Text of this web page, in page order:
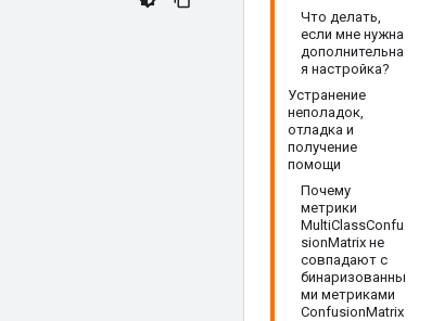
Что делать,
если мне нужна
дополнительна
я настройка?
Устранение
неполадок,
отладка и
получение
помощи
Почему
метрики
MultiClassConfu
sionMatrix не
совпадают с
бинаризованны
ми метриками
ConfusionMatrix